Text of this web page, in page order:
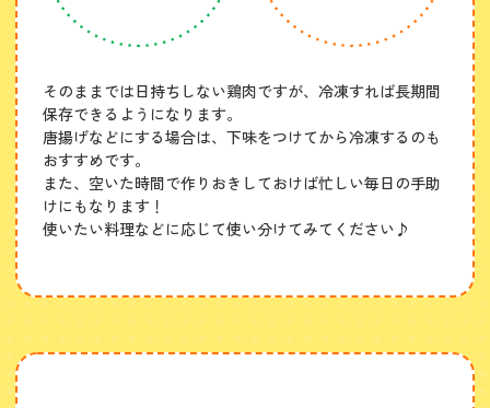
そのままでは日持ちしない鶏肉ですが、冷凍すれば長期間
保存できるようになります。
唐揚げなどにする場合は、下味をつけてから冷凍するのも
おすすめです。
また、空いた時間で作りおきしておけば忙しい毎日の手助
けにもなります！
使いたい料理などに応じて使い分けてみてください♪